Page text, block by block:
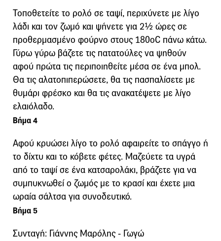
Τοποθετείτε το ρολό σε ταψί, περιχύνετε με λίγο
λάδι και τον ζωμό και ψήνετε για 2½ ώρες σε
προθερμασμένο φούρνο στους 180οC πάνω κάτω.
Γύρω γύρω βάζετε τις πατατούλες να ψηθούν
αφού πρώτα τις περιποιηθείτε μέσα σε ένα μπολ.
Θα τις αλατοπιπερώσετε, θα τις πασπαλίσετε με
θυμάρι φρέσκο και θα τις ανακατέψετε με λίγο
ελαιόλαδο.
Βήμα 4
Αφού κρυώσει λίγο το ρολό αφαιρείτε το σπάγγο ή
το δίχτυ και το κόβετε φέτες. Μαζεύετε τα υγρά
από το ταψί σε ένα κατσαρολάκι, βράζετε για να
συμπυκνωθεί ο ζωμός με το κρασί και έχετε μια
ωραία σάλτσα για συνοδευτικό.
Βήμα 5
Συνταγή: Γιάννης Μαρόλης - Γωγώ